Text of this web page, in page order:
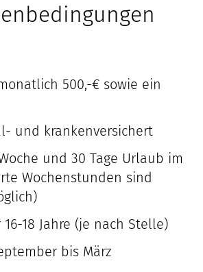
500,-€ sowie ein
und krankenversichert
und 30 Tage Urlaub im
Wochenstunden sind
18 Jahre (je nach Stelle)
bis März